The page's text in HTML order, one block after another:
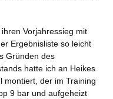
Vorjahressieg mit
Ergebnisliste so leicht
Gründen des
hatte ich an Heikes
montiert, der im Training
9 bar und aufgeheizt